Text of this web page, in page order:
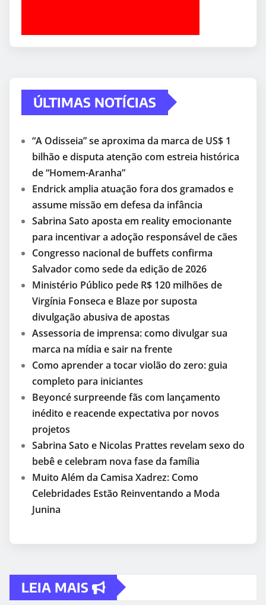
ÚLTIMAS NOTÍCIAS
“A Odisseia” se aproxima da marca de US$ 1
bilhão e disputa atenção com estreia histórica
de “Homem-Aranha”
Endrick amplia atuação fora dos gramados e
assume missão em defesa da infância
Sabrina Sato aposta em reality emocionante
para incentivar a adoção responsável de cães
Congresso nacional de buffets confirma
Salvador como sede da edição de 2026
Ministério Público pede R$ 120 milhões de
Virgínia Fonseca e Blaze por suposta
divulgação abusiva de apostas
Assessoria de imprensa: como divulgar sua
marca na mídia e sair na frente
Como aprender a tocar violão do zero: guia
completo para iniciantes
Beyoncé surpreende fãs com lançamento
inédito e reacende expectativa por novos
projetos
Sabrina Sato e Nicolas Prattes revelam sexo do
bebê e celebram nova fase da família
Muito Além da Camisa Xadrez: Como
Celebridades Estão Reinventando a Moda
Junina
LEIA MAIS